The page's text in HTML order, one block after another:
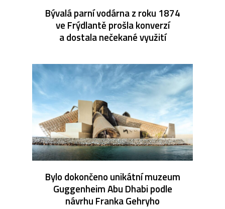
Bývalá parní vodárna z roku 1874
ve Frýdlantě prošla konverzí
a dostala nečekané využití
Bylo dokončeno unikátní muzeum
Guggenheim Abu Dhabi podle
návrhu Franka Gehryho